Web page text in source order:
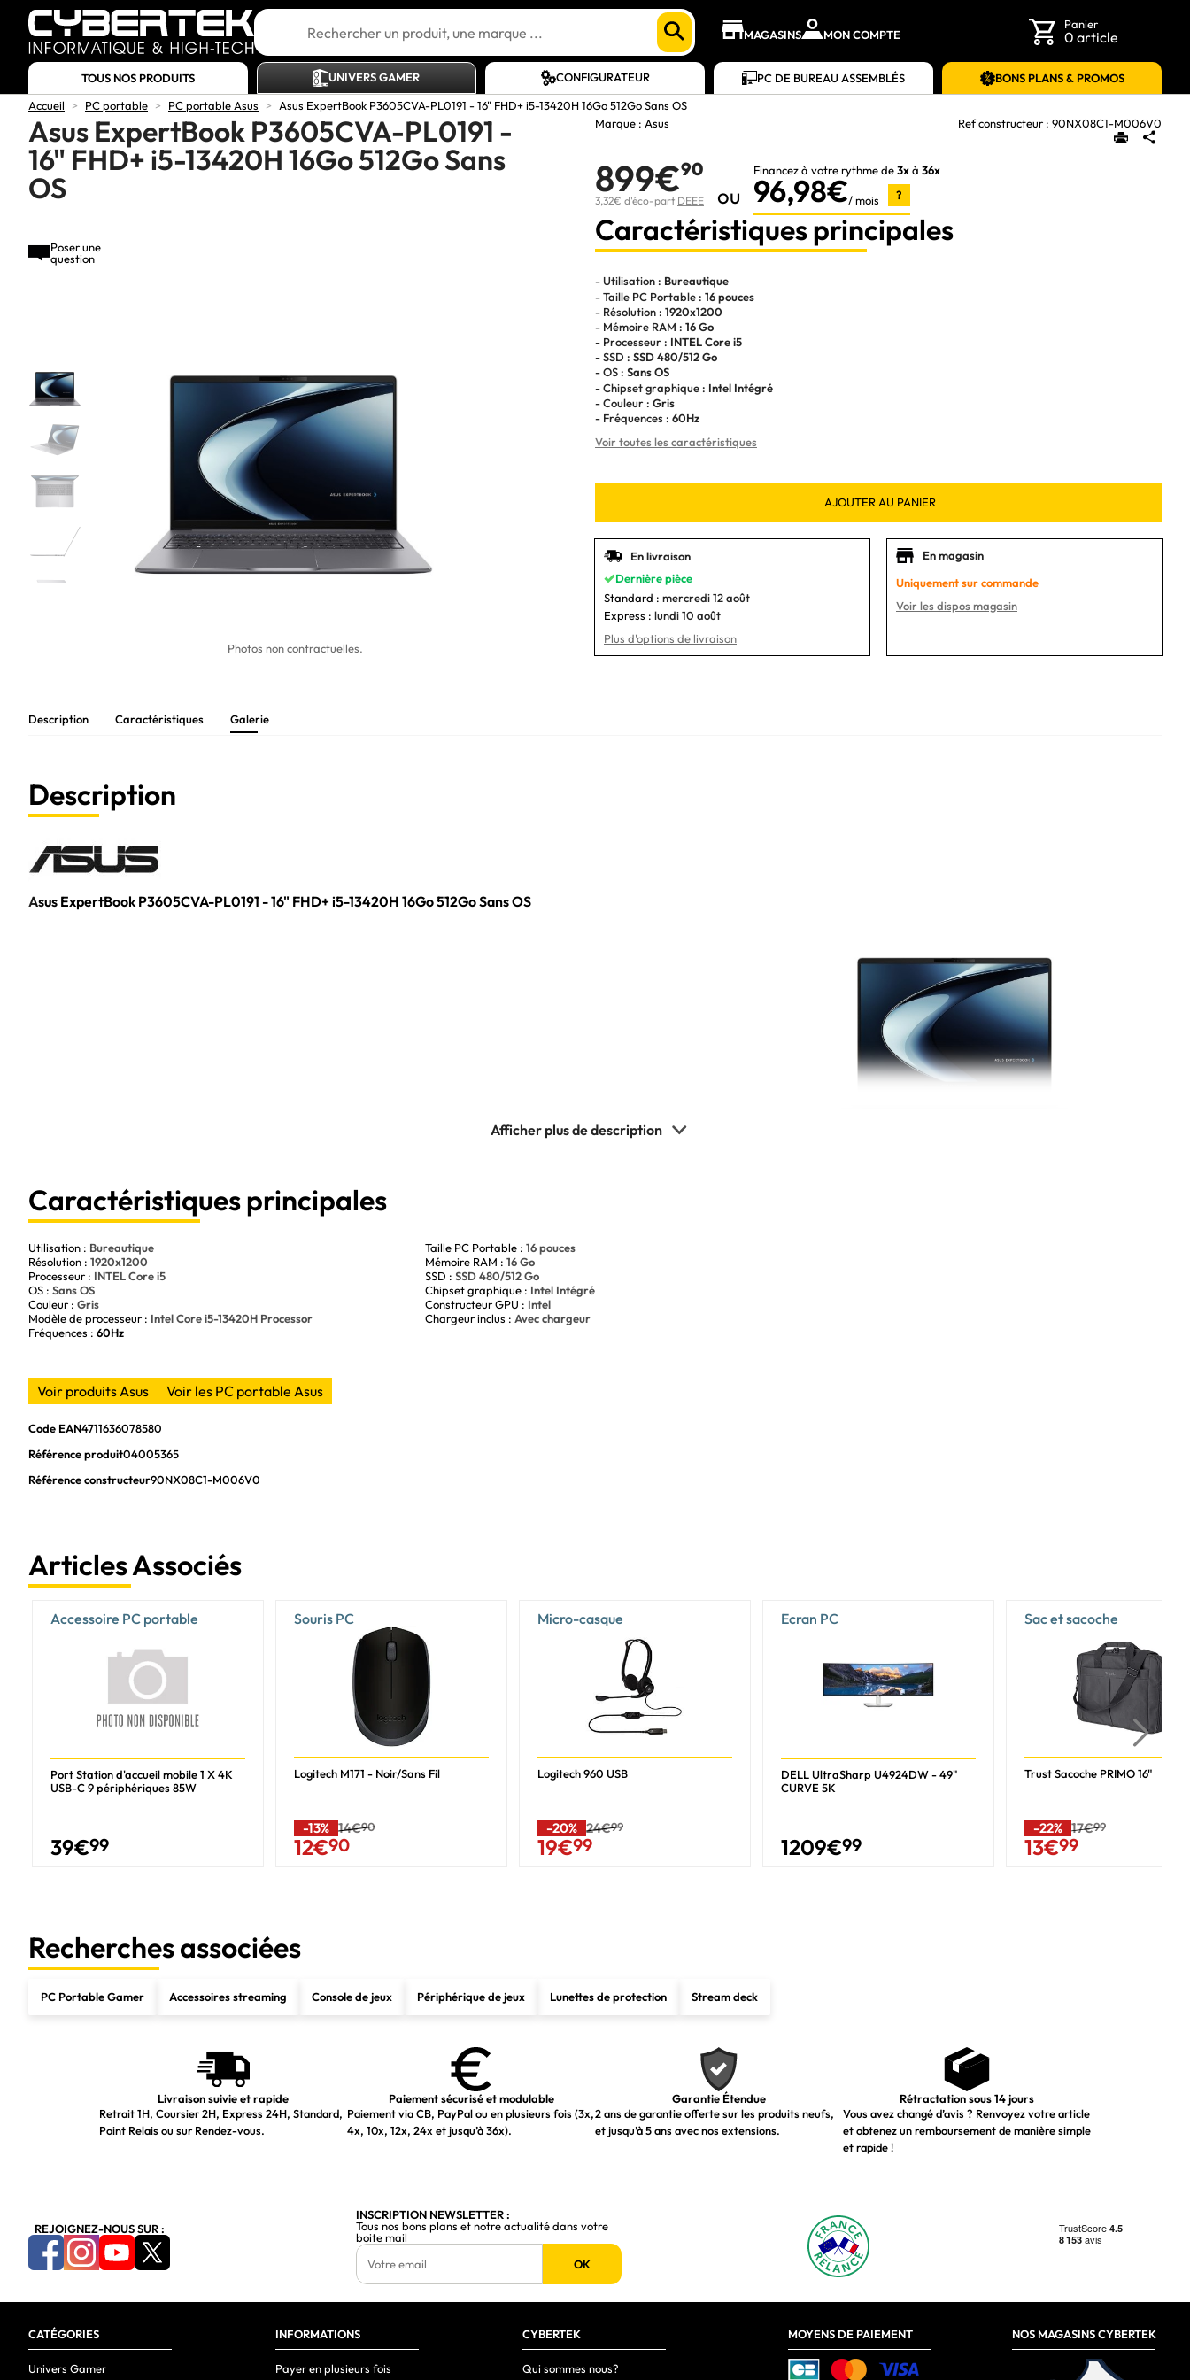
MAGASINS MON COMPTE
Panier
0 article
TOUS NOS PRODUITS UNIVERS GAMER CONFIGURATEUR PC DE BUREAU ASSEMBLÉS
BONS PLANS & PROMOS
Accueil
> PC portable > PC portable Asus > Asus ExpertBook P3605CVA-PL0191 - 16" FHD+ i5-13420H 16Go 512Go Sans OS
Asus ExpertBook P3605CVA-PL0191 -
16" FHD+ i5-13420H 16Go 512Go Sans
OS
Poser une
question
Photos non contractuelles.
Marque : Asus Ref constructeur : 90NX08C1-M006V0
899€90
3,32€ d'éco-part DEEE ou
Financez à votre rythme de3xà 36x
96,98€/ mois ?
Caractéristiques principales
- Utilisation : Bureautique
- Taille PC Portable : 16 pouces
- Résolution : 1920x1200
- Mémoire RAM : 16 Go
- Processeur : INTEL Core i5
- SSD : SSD 480/512 Go
- OS : Sans OS
- Chipset graphique : Intel Intégré
- Couleur : Gris
- Fréquences : 60Hz
Voir toutes les caractéristiques
AJOUTER AU PANIER
En livraison
Dernière pièce
Standard : mercredi 12 août
Express : lundi 10 août
Plus d'options de livraison
En magasin
Uniquement sur commande
Voir les dispos magasin
Description Caractéristiques Galerie
Description
Asus ExpertBook P3605CVA-PL0191 - 16" FHD+ i5-13420H 16Go 512Go Sans OS
Caractéristiques principales
Utilisation : Bureautique Taille PC Portable : 16 pouces
Résolution : 1920x1200 Mémoire RAM : 16 Go
Processeur : INTEL Core i5 SSD : SSD 480/512 Go
OS : Sans OS Chipset graphique : Intel Intégré
Couleur : Gris Constructeur GPU : Intel
Modèle de processeur : Intel Core i5-13420H Processor Chargeur inclus : Avec chargeur
Fréquences : 60Hz
Voir produits Asus Voir les PC portable Asus
Code EAN4711636078580
Référence produit04005365
Référence constructeur90NX08C1-M006V0
Articles Associés
Accessoire PC portable
Port Station d'accueil mobile 1 X 4K
USB-C 9 périphériques 85W
39€99
Souris PC
Logitech M171 - Noir/Sans Fil
-13% 14€90
12€90
Micro-casque
Logitech 960 USB
-20% 24€99
19€99
Ecran PC
DELL UltraSharp U4924DW - 49"
CURVE 5K
1209€99
Sac et sacoche
Trust Sacoche PRIMO 16"
-22% 17€99
13€99
Recherches associées
PC Portable Gamer Accessoires streaming Console de jeux Périphérique de jeux Lunettes de protection Stream deck
Livraison suivie et rapide
Retrait 1H, Coursier 2H, Express 24H, Standard,
Point Relais ou sur Rendez-vous.
Paiement sécurisé et modulable
Paiement via CB, PayPal ou en plusieurs fois (3x,
4x, 10x, 12x, 24x et jusqu’à 36x).
Garantie Étendue
2 ans de garantie offerte sur les produits neufs,
et jusqu’à 5 ans avec nos extensions.
Rétractation sous 14 jours
Vous avez changé d’avis ? Renvoyez votre article
et obtenez un remboursement de manière simple
et rapide !
REJOIGNEZ-NOUS SUR :
INSCRIPTION NEWSLETTER :
Tous nos bons plans et notre actualité dans votre
boite mail
OK
CATÉGORIES
Univers Gamer
INFORMATIONS
Payer en plusieurs fois
CYBERTEK
Qui sommes nous?
MOYENS DE PAIEMENT NOS MAGASINS CYBERTEK